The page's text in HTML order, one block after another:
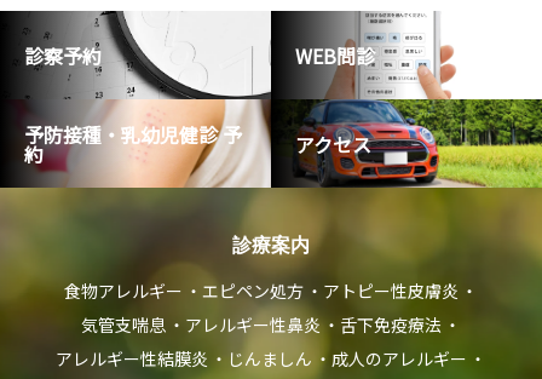
診察予約 WEB問診
予防接種・乳幼児健診 予
約 アクセス
診療案内
食物アレルギー エピペン処方
アトピー性皮膚炎
気管支喘息
アレルギー性鼻炎
舌下免疫療法
アレルギー性結膜炎
じんましん
成人のアレルギー